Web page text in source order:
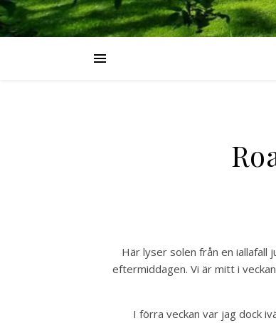
Här lyser solen från en iallafall
eftermiddagen. Vi är mitt i
I förra veckan var jag dock